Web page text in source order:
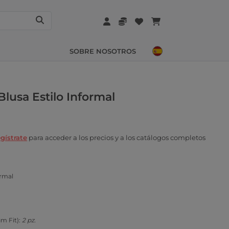
SOBRE NOSOTROS
Estilo Informal
para acceder a los precios y a los catálogos completos
Fit): 2 pz.